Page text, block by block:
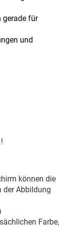
gerade für
und
können die
der Abbildung
Farbe,